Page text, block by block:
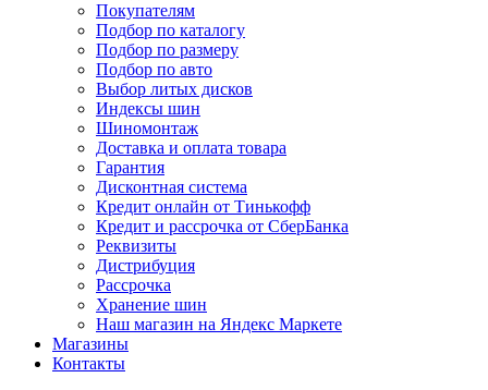
Покупателям
Подбор по каталогу
Подбор по размеру
Подбор по авто
Выбор литых дисков
Индексы шин
Шиномонтаж
Доставка и оплата товара
Гарантия
Дисконтная система
Кредит онлайн от Тинькофф
Кредит и рассрочка от СберБанка
Реквизиты
Дистрибуция
Рассрочка
Хранение шин
Наш магазин на Яндекс Маркете
Магазины
Контакты